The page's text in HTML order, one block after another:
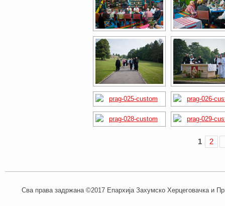
1 2
Сва права задржана ©2017 Епархија Захумско Херцеговачка и